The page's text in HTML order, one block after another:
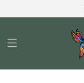
conteúdo